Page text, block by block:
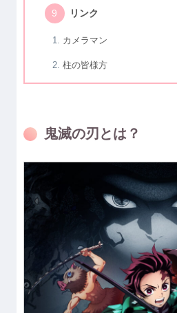
リンク
カメラマン
柱の皆様方
鬼滅の刃とは？